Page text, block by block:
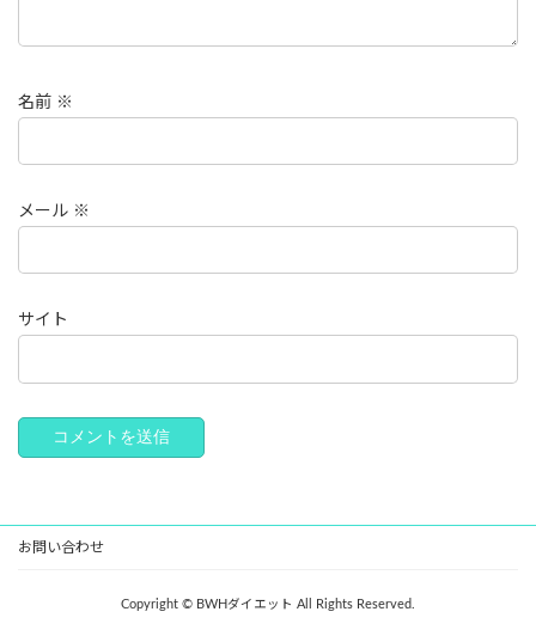
名前 ※
メール ※
サイト
お問い合わせ
Copyright © BWHダイエット All Rights Reserved.